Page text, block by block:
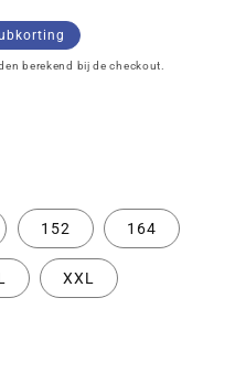
berekend bij de checkout.
152 164
XXL